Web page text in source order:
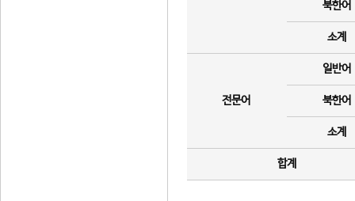
북한어
소계
전문어
일반어
북한어
소계
합계